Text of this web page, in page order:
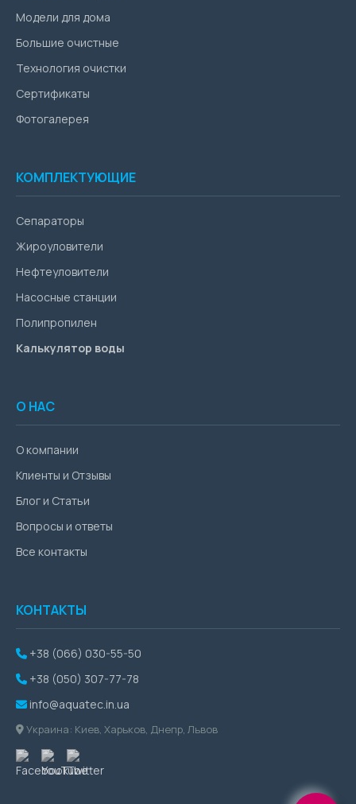
Модели для дома
Большие очистные
Технология очистки
Сертификаты
Фотогалерея
КОМПЛЕКТУЮЩИЕ
Сепараторы
Жироуловители
Нефтеуловители
Насосные станции
Полипропилен
Калькулятор воды
О НАС
О компании
Клиенты и Отзывы
Блог и Статьи
Вопросы и ответы
Все контакты
КОНТАКТЫ
+38 (066) 030-55-50
+38 (050) 307-77-78
info@aquatec.in.ua
Украина: Киев, Харьков, Днепр, Львов